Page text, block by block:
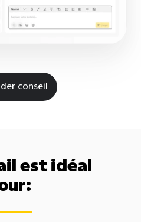
conseil
est idéal